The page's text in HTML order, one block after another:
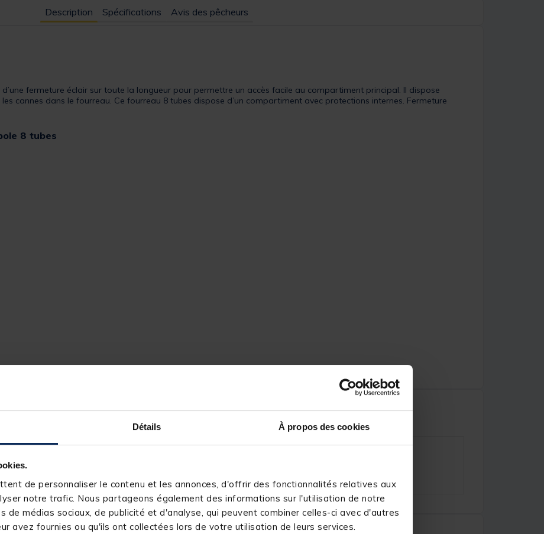
Détails À propos des cookies
de personnaliser le contenu et les annonces, d'offrir des fonctionnalités relatives aux
notre trafic. Nous partageons également des informations sur l'utilisation de notre
de médias sociaux, de publicité et d'analyse, qui peuvent combiner celles-ci avec d'autres
avez fournies ou qu'ils ont collectées lors de votre utilisation de leurs services.
Description Spécifications Avis des pêcheurs
fermeture éclair sur toute la longueur pour permettre un accès facile au compartiment principal. Il dispose
cannes dans le fourreau. Ce fourreau 8 tubes dispose d’un compartiment avec protections internes. Fermeture
8 tubes